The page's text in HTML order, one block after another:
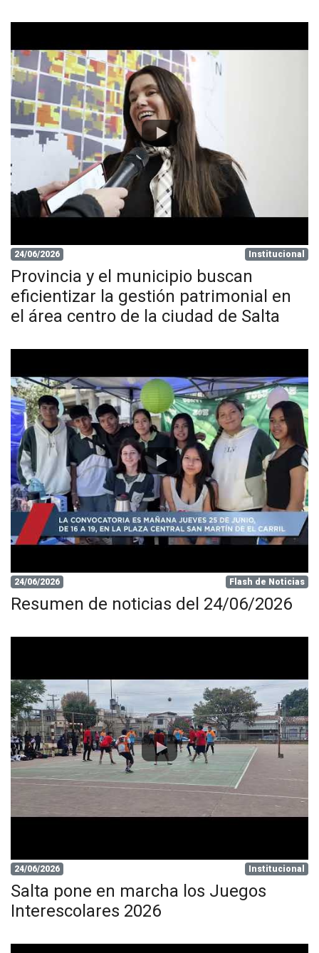
24/06/2026 Institucional
Provincia y el municipio buscan
eficientizar la gestión patrimonial en
el área centro de la ciudad de Salta
24/06/2026 Flash de Noticias
Resumen de noticias del 24/06/2026
24/06/2026 Institucional
Salta pone en marcha los Juegos
Interescolares 2026